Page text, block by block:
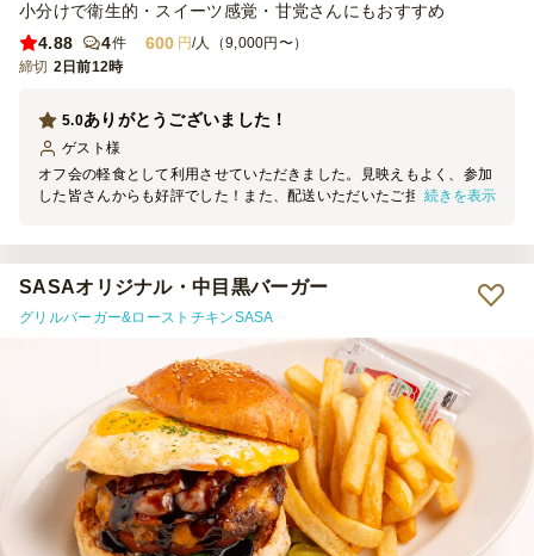
小分けで衛生的・スイーツ感覚・甘党さんにもおすすめ
4.88
4件 600 円/人（9,000円〜）
締切 2日前12時
ありがとうございました！
5.0
ゲスト 様
オフ会の軽食として利用させていただきました。見映えもよく、参加
した皆さんからも好評でした！また、配送いただいたご担当の方も優
続きを表示
SASAオリジナル・中目黒バーガー
グリルバーガー&ローストチキンSASA